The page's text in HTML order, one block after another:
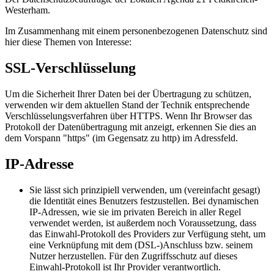
Westerham.
Im Zusammenhang mit einem personenbezogenen Datenschutz sind
hier diese Themen von Interesse:
SSL-Verschlüsselung
Um die Sicherheit Ihrer Daten bei der Übertragung zu schützen,
verwenden wir dem aktuellen Stand der Technik entsprechende
Verschlüsselungsverfahren über HTTPS. Wenn Ihr Browser das
Protokoll der Datenübertragung mit anzeigt, erkennen Sie dies an
dem Vorspann "https" (im Gegensatz zu http) im Adressfeld.
IP-Adresse
Sie lässt sich prinzipiell verwenden, um (vereinfacht gesagt)
die Identität eines Benutzers festzustellen. Bei dynamischen
IP-Adressen, wie sie im privaten Bereich in aller Regel
verwendet werden, ist außerdem noch Voraussetzung, dass
das Einwahl-Protokoll des Providers zur Verfügung steht, um
eine Verknüpfung mit dem (DSL-)Anschluss bzw. seinem
Nutzer herzustellen. Für den Zugriffsschutz auf dieses
Einwahl-Protokoll ist Ihr Provider verantwortlich.